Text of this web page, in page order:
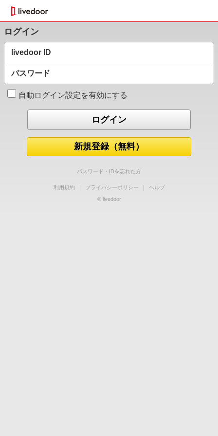
ログイン
livedoor ID
パスワード
自動ログイン設定を有効にする
新規登録（無料）
パスワード・IDを忘れた方
利用規約 ｜ プライバシーポリシー ｜
ヘルプ
© livedoor